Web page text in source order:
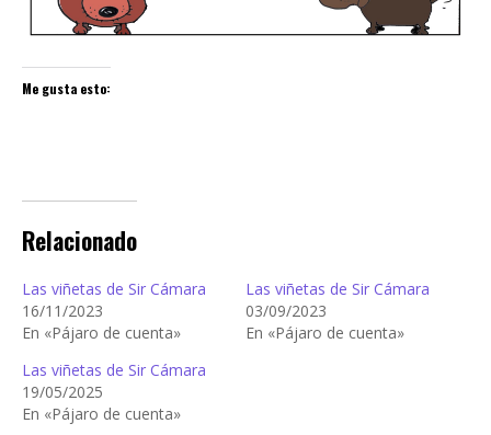
Me gusta esto:
Relacionado
Las viñetas de Sir Cámara
16/11/2023
En «Pájaro de cuenta»
Las viñetas de Sir Cámara
03/09/2023
En «Pájaro de cuenta»
Las viñetas de Sir Cámara
19/05/2025
En «Pájaro de cuenta»